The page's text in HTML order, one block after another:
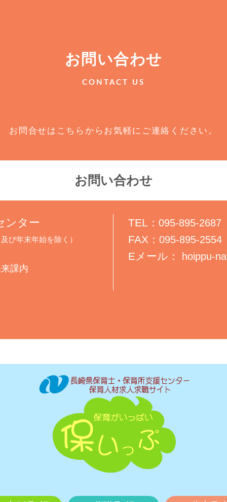
お問い合わせ
CONTACT US
お問合せはこちらからお気軽にご連絡ください。
お問い合わせ
ンター
び年末年始を除く）
課内
TEL： 095-895-2687
FAX： 095-895-2554
Eメール： hoippu-